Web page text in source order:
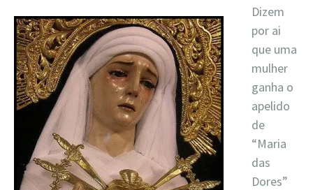
Dizem
por ai
que uma
mulher
ganha o
apelido
de
“Maria
das
Dores”